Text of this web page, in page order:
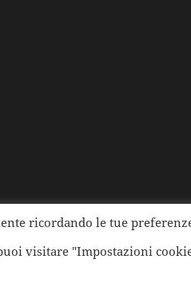
di Ravenna | Tutti i diritti
ricordando le tue
visitare "Impostazioni